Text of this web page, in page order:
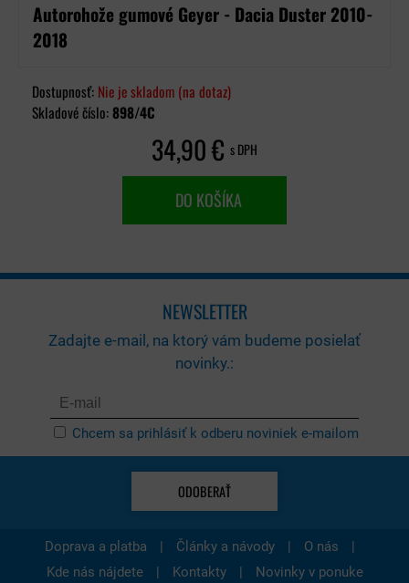
Autorohože gumové Geyer - Dacia Duster 2010-
2018
Dostupnosť: Nie je skladom (na dotaz)
Skladové číslo:898/4C
34,90 € s DPH
DO KOŠÍKA
NEWSLETTER
Zadajte e-mail, na ktorý vám budeme posielať
novinky.:
Chcem sa prihlásiť k odberu noviniek e-mailom
ODOBERAŤ
Doprava a platba | Články a návody | O nás
|
Kde nás nájdete
| Kontakty | Novinky v ponuke